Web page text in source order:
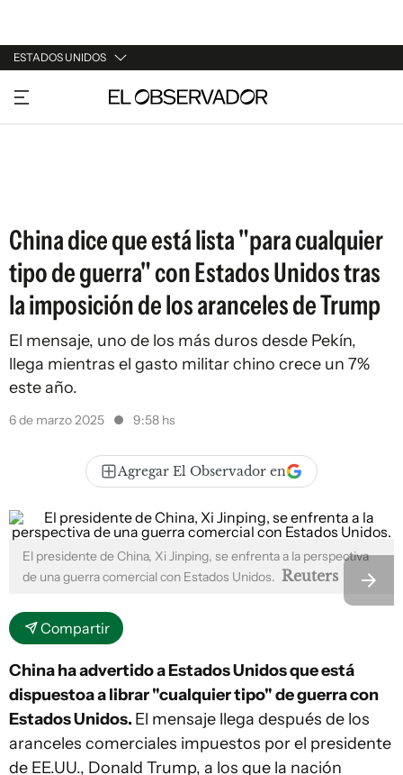
ESTADOS UNIDOS
URUGUAY
ARGENTINA
China dice que está lista "para cualquier
tipo de guerra" con Estados Unidos tras
la imposición de los aranceles de Trump
El mensaje, uno de los más duros desde Pekín,
llega mientras el gasto militar chino crece un 7%
este año.
6 de marzo 2025 9:58 hs
Agregar El Observador en
El presidente de China, Xi Jinping, se enfrenta a la perspectiva
de una guerra comercial con Estados Unidos. Reuters
Compartir
China ha advertido a Estados Unidos que está
dispuestoa a librar "cualquier tipo" de guerra con
Estados Unidos. El mensaje llega después de los
aranceles comerciales impuestos por el presidente
de EE.UU., Donald Trump, a los que la nación